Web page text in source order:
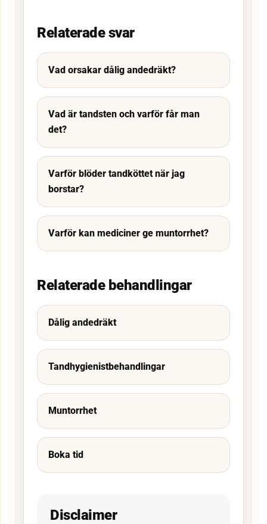
Relaterade svar
Vad orsakar dålig andedräkt?
Vad är tandsten och varför får man
det?
Varför blöder tandköttet när jag
borstar?
Varför kan mediciner ge muntorrhet?
Relaterade behandlingar
Dålig andedräkt
Tandhygienistbehandlingar
Muntorrhet
Boka tid
Disclaimer